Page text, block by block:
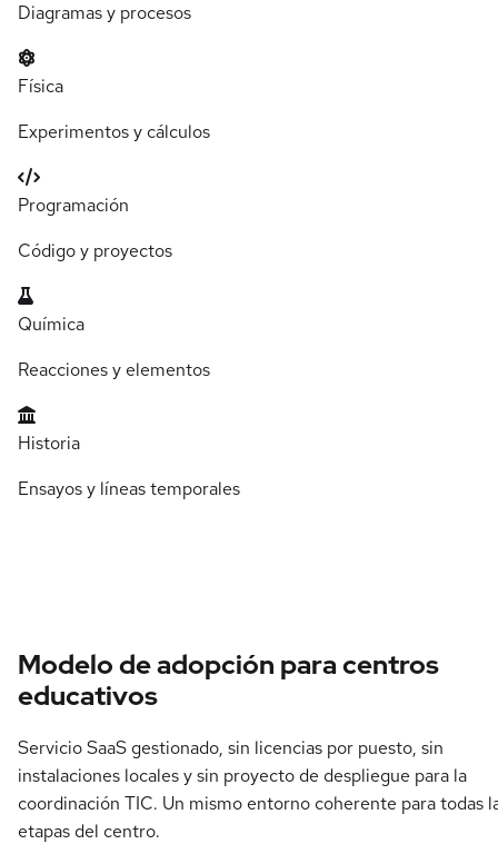
Diagramas y procesos
Física
Experimentos y cálculos
Programación
Código y proyectos
Química
Reacciones y elementos
Historia
Ensayos y líneas temporales
Modelo de adopción para centros
educativos
Servicio SaaS gestionado, sin licencias por puesto, sin
instalaciones locales y sin proyecto de despliegue para la
coordinación TIC. Un mismo entorno coherente para todas
etapas del centro.